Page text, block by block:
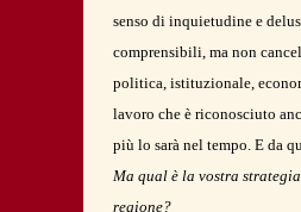
senso di inquietudine e
comprensibili, ma non
politica, istituzionale,
lavoro che è riconosciuto
più lo sarà nel tempo. E da
Ma qual è la vostra
regione?